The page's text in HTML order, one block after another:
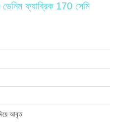
ফ্যাব্রিক 170 সেমি
আবৃত